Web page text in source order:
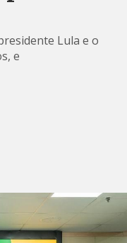
Lula e o
e